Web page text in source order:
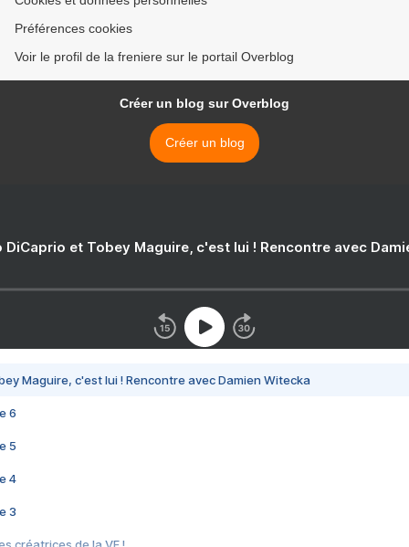
Préférences cookies
Voir le profil de la freniere sur le portail Overblog
Créer un blog sur Overblog
Créer un blog
DiCaprio et Tobey Maguire, c'est lui ! Rencontre avec
Maguire, c'est lui ! Rencontre avec Damien Witecka
6
5
4
3